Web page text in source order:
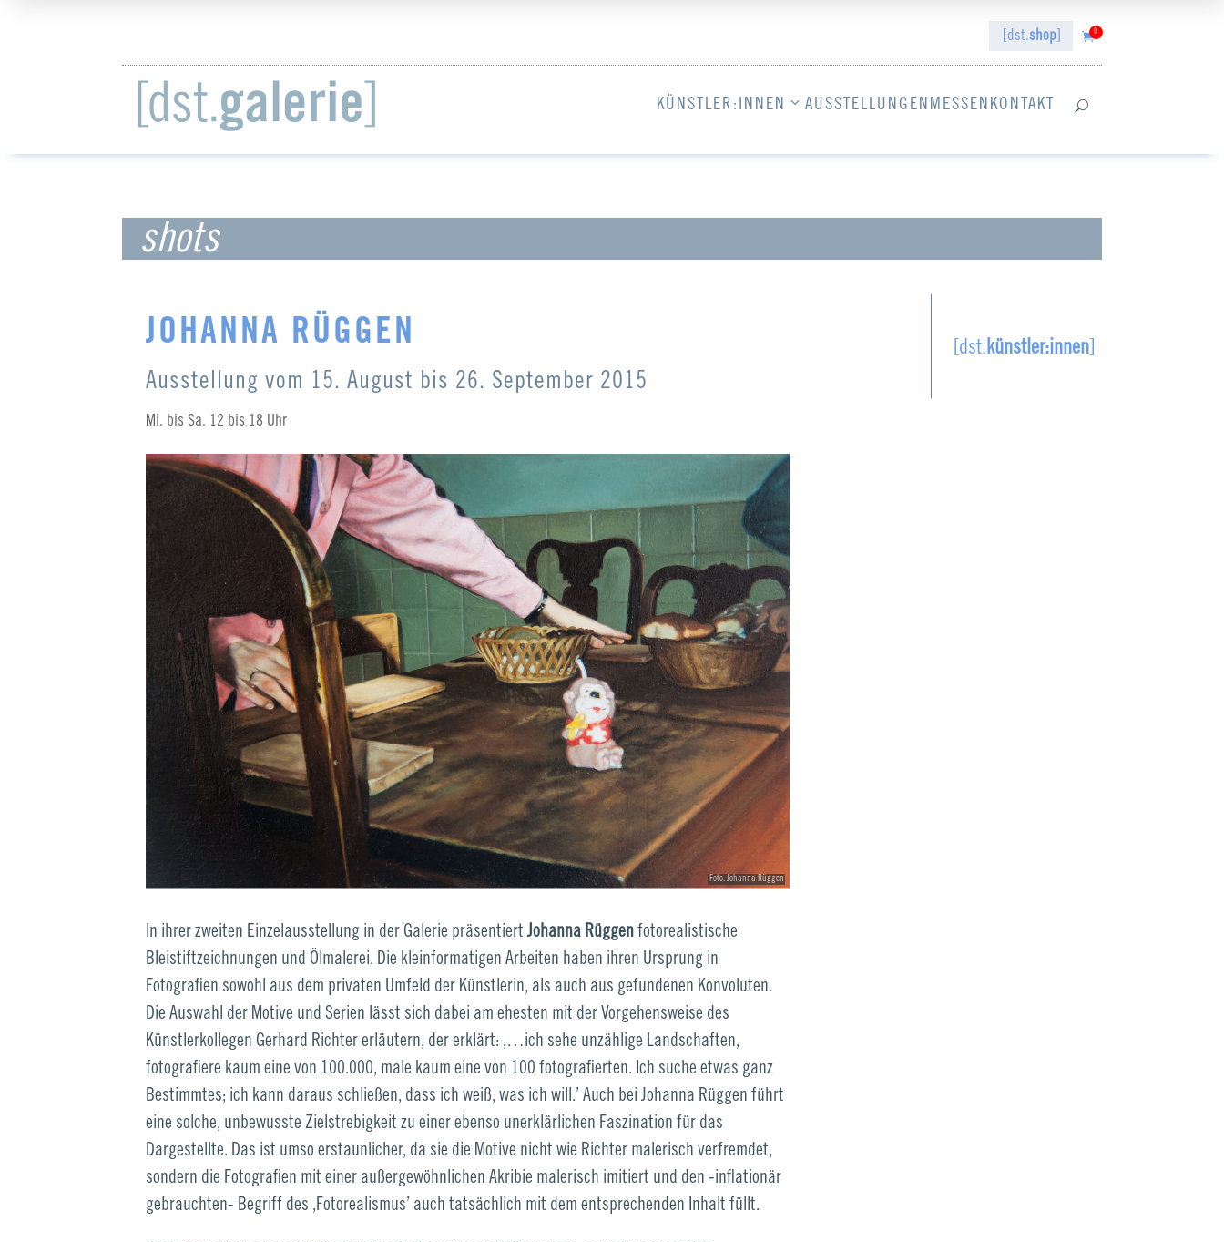
[dst.shop] 0
KÜNSTLER:INNEN AUSSTELLUNGEN MESSEN KONTAKT U
shots
JOHANNA RÜGGEN
Ausstellung vom 15. August bis 26. September 2015
Mi. bis Sa. 12 bis 18 Uhr
Foto: Johanna Rüggen
In ihrer zweiten Einzelausstellung in der Galerie präsentiertJohanna Rüggen fotorealistische
Bleistiftzeichnungen und Ölmalerei. Die kleinformatigen Arbeiten haben ihren Ursprung in
Fotografien sowohl aus dem privaten Umfeld der Künstlerin, als auch aus gefundenen Konvoluten.
Die Auswahl der Motive und Serien lässt sich dabei am ehesten mit der Vorgehensweise des
Künstlerkollegen Gerhard Richter erläutern, der erklärt: ‚…ich sehe unzählige Landschaften,
fotografiere kaum eine von 100.000, male kaum eine von 100 fotografierten. Ich suche etwas ganz
Bestimmtes; ich kann daraus schließen, dass ich weiß, was ich will.’ Auch bei Johanna Rüggen führt
eine solche, unbewusste Zielstrebigkeit zu einer ebenso unerklärlichen Faszination für das
Dargestellte. Das ist umso erstaunlicher, da sie die Motive nicht wie Richter malerisch verfremdet,
sondern die Fotografien mit einer außergewöhnlichen Akribie malerisch imitiert und den -inflationär
gebrauchten- Begriff des ‚Fotorealismus’ auch tatsächlich mit dem entsprechenden Inhalt füllt.
[dst.künstler:innen]